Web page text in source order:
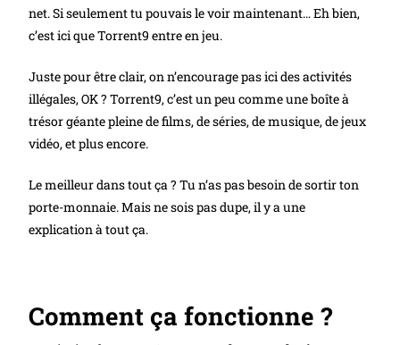
net. Si seulement tu pouvais le voir maintenant… Eh bien,
c’est ici que Torrent9 entre en jeu.
Juste pour être clair, on n’encourage pas ici des activités
illégales, OK ? Torrent9, c’est un peu comme une boîte à
trésor géante pleine de films, de séries, de musique, de jeux
vidéo, et plus encore.
Le meilleur dans tout ça ? Tu n’as pas besoin de sortir ton
porte-monnaie. Mais ne sois pas dupe, il y a une
explication à tout ça.
Comment ça fonctionne ?